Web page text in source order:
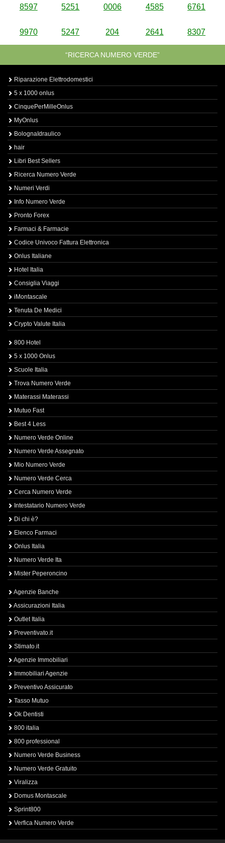
8597 5251 0006 4585 6761
9970 5247 204 2641 8307
“RICERCA NUMERO VERDE”
Riparazione Elettrodomestici
5 x 1000 onlus
CinquePerMilleOnlus
MyOnlus
BolognaIdraulico
hair
Libri Best Sellers
Ricerca Numero Verde
Numeri Verdi
Info Numero Verde
Pronto Forex
Farmaci & Farmacie
Codice Univoco Fattura Elettronica
Onlus Italiane
Hotel Italia
Consiglia Viaggi
iMontascale
Tenuta De Medici
Crypto Valute Italia
800 Hotel
5 x 1000 Onlus
Scuole Italia
Trova Numero Verde
Materassi Materassi
Mutuo Fast
Best 4 Less
Numero Verde Online
Numero Verde Assegnato
Mio Numero Verde
Numero Verde Cerca
Cerca Numero Verde
Intestatario Numero Verde
Di chi è?
Elenco Farmaci
Onlus Italia
Numero Verde Ita
Mister Peperoncino
Agenzie Banche
Assicurazioni Italia
Outlet Italia
Preventivato.it
Stimato.it
Agenzie Immobiliari
Immobiliari Agenzie
Preventivo Assicurato
Tasso Mutuo
Ok Dentisti
800 italia
800 professional
Numero Verde Business
Numero Verde Gratuito
Viralizza
Domus Montascale
Sprint800
Verfica Numero Verde